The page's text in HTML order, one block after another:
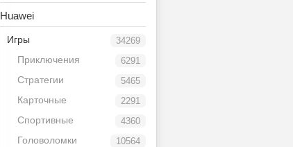
Huawei
34269
Игры
6291
Приключения
5465
Стратегии
2291
Карточные
4360
Спортивные
10564
Головоломки